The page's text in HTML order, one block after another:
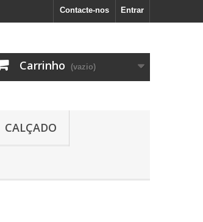
Entrar
Contacte-nos
Carrinho (vazio)
CALÇADO